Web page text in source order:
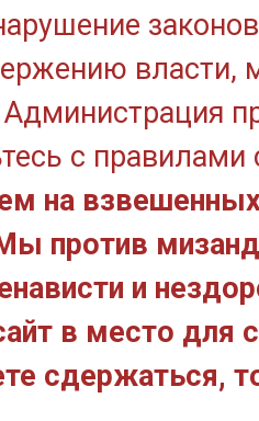
власти,
с правилами
на
против
и
в место для
сдержаться,